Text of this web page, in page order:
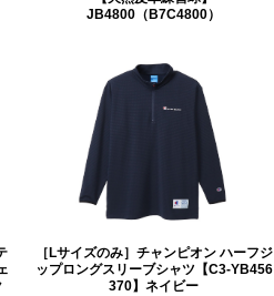
JB4800（B7C4800）
［Lサイズのみ］チャンピオン ハーフジ
ップロングスリーブシャツ【C3-YB456
370】ネイビー